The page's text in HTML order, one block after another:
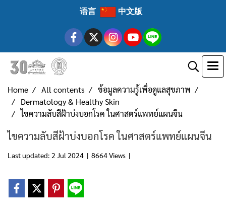
语言 中文版
Home All contents
ข้อมูลความรู้เพื่อดูแลสุขภาพ
Dermatology & Healthy Skin
ไขความลับสีฝ้าบ่งบอกโรค ในศาสตร์แพทย์แผนจีน
ไขความลับสีฝ้าบ่งบอกโรค ในศาสตร์แพทย์แผนจีน
Last updated: 2 Jul 2024 | 8664 Views |